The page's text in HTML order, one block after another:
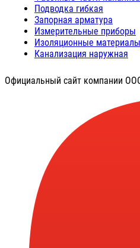
Подводка гибкая
Запорная арматура
Измерительные приборы
Изоляционные материалы
Канализация наружная
Официальный сайт компании